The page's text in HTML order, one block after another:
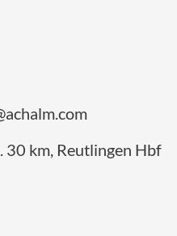
30 km, Reutlingen Hbf